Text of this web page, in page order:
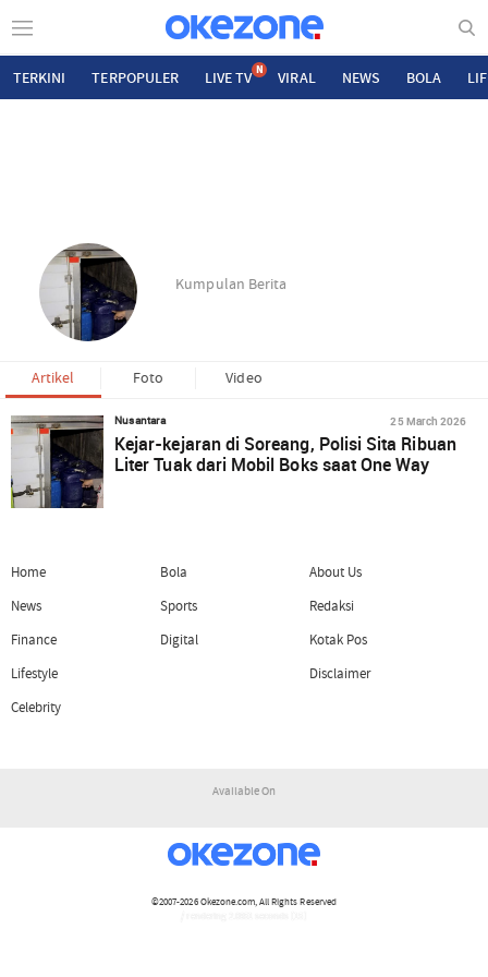
TERKINI TERPOPULER LIVE TV N VIRAL NEWS BOLA
Kumpulan Berita
Artikel Foto Video
Nusantara 25 March 2026
Kejar-kejaran di Soreang, Polisi Sita Ribuan
Liter Tuak dari Mobil Boks saat One Way
Home
News
Finance
Lifestyle
Celebrity
Bola
Sports
Digital
About Us
Redaksi
Kotak Pos
Disclaimer
Available On
©2007-2026Okezone.com, All Rights Reserved